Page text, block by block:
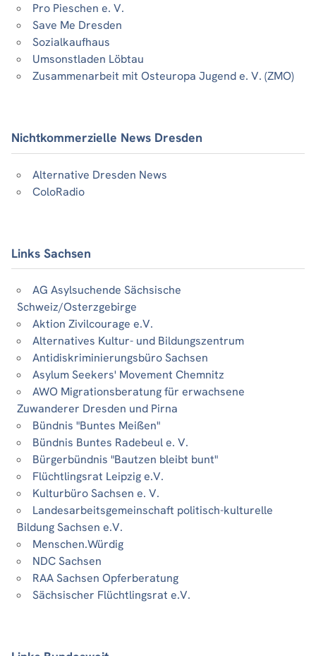
Pro Pieschen e. V.
Save Me Dresden
Sozialkaufhaus
Umsonstladen Löbtau
Zusammenarbeit mit Osteuropa Jugend e. V. (ZMO)
Nichtkommerzielle News Dresden
Alternative Dresden News
ColoRadio
Links Sachsen
AG Asylsuchende Sächsische
Schweiz/Osterzgebirge
Aktion Zivilcourage e.V.
Alternatives Kultur- und Bildungszentrum
Antidiskriminierungsbüro Sachsen
Asylum Seekers' Movement Chemnitz
AWO Migrationsberatung für erwachsene
Zuwanderer Dresden und Pirna
Bündnis "Buntes Meißen"
Bündnis Buntes Radebeul e. V.
Bürgerbündnis "Bautzen bleibt bunt"
Flüchtlingsrat Leipzig e.V.
Kulturbüro Sachsen e. V.
Landesarbeitsgemeinschaft politisch-kulturelle
Bildung Sachsen e.V.
Menschen.Würdig
NDC Sachsen
RAA Sachsen Opferberatung
Sächsischer Flüchtlingsrat e.V.